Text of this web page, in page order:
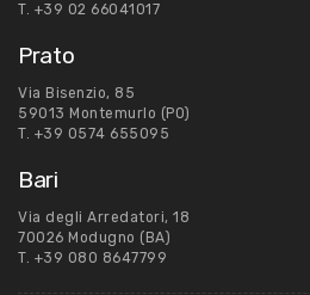
T. +39 02 66041017
Prato
Via Bisenzio, 85
59013 Montemurlo (PO)
T. +39 0574 655095
Bari
Via degli Arredatori, 18
70026 Modugno (BA)
T. +39 080 8647799